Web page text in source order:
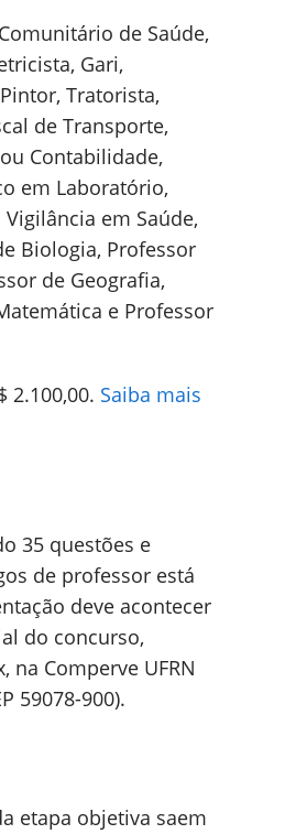
de Saúde,
Gari,
Tratorista,
de Transporte,
Contabilidade,
em Laboratório,
em Saúde,
Biologia, Professor
de Geografia,
e Professor
2.100,00. Saiba mais
35 questões e
de professor está
deve acontecer
do concurso,
Comperve UFRN
59078-900).
etapa objetiva saem